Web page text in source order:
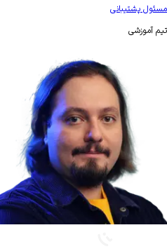
مسئول پشتیبانی
تیم آموزشی